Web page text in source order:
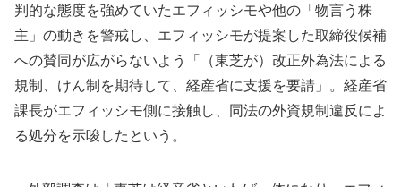
判的な態度を強めていたエフィッシモや他の「物言う株
主」の動きを警戒し、エフィッシモが提案した取締役候補
への賛同が広がらないよう「（東芝が）改正外為法による
規制、けん制を期待して、経産省に支援を要請」。経産省
課長がエフィッシモ側に接触し、同法の外資規制違反によ
る処分を示唆したという。